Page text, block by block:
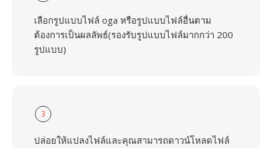
เลือกรูปแบบไฟล์ oga หรือรูปแบบไฟล์อื่นตาม
ต้องการเป็นผลลัพธ์(รองรับรูปแบบไฟล์มากกว่า 200
รูปแบบ)
3
ปล่อยให้แปลงไฟล์และคุณสามารถดาวน์โหลดไฟล์